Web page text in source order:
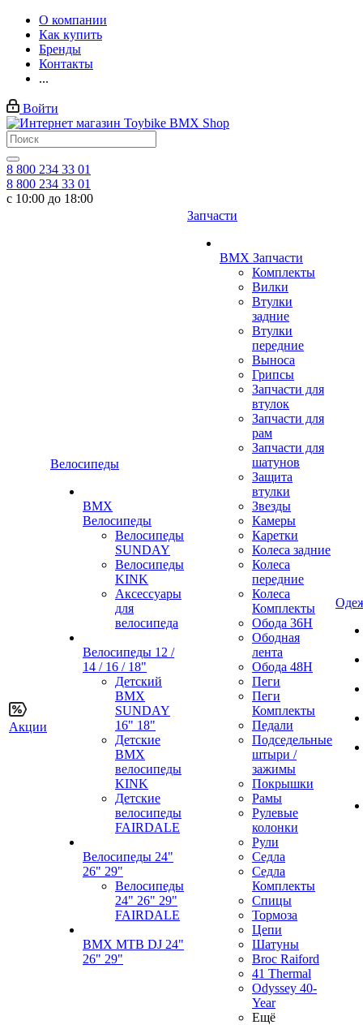
О компании
Как купить
Бренды
Контакты
...
Войти
8 800 234 33 01
8 800 234 33 01
с 10:00 до 18:00
Акции
Велосипеды
BMX
Велосипеды
Велосипеды
SUNDAY
Велосипеды
KINK
Аксессуары
для
велосипеда
Велосипеды 12 /
14 / 16 / 18"
Детский
BMX
SUNDAY
16" 18"
Детские
BMX
велосипеды
KINK
Детские
велосипеды
FAIRDALE
Велосипеды 24"
26" 29"
Велосипеды
24" 26" 29"
FAIRDALE
BMX MTB DJ 24"
26" 29"
Запчасти
BMX Запчасти
Комплекты
Вилки
Втулки
задние
Втулки
передние
Выноса
Грипсы
Запчасти для
втулок
Запчасти для
рам
Запчасти для
шатунов
Защита
втулки
Звезды
Камеры
Каретки
Колеса задние
Колеса
передние
Колеса
Комплекты
Обода 36H
Ободная
лента
Обода 48H
Пеги
Пеги
Комплекты
Педали
Подседельные
штыри /
зажимы
Покрышки
Рамы
Рулевые
колонки
Рули
Седла
Седла
Комплекты
Спицы
Тормоза
Цепи
Шатуны
Broc Raiford
41 Thermal
Odyssey 40-
Year
Ещё